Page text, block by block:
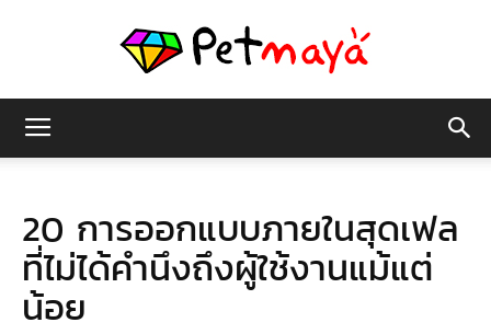
มายา
20 การออกแบบภายในสุดเฟล
ที่ไม่ได้คำนึงถึงผู้ใช้งานแม้แต่
น้อย